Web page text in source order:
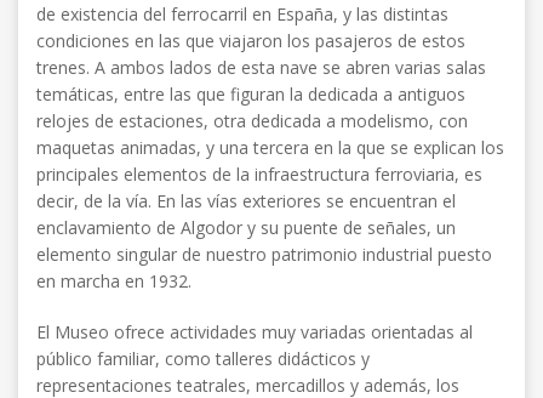
de existencia del ferrocarril en España, y las distintas
condiciones en las que viajaron los pasajeros de estos
trenes. A ambos lados de esta nave se abren varias salas
temáticas, entre las que figuran la dedicada a antiguos
relojes de estaciones, otra dedicada a modelismo, con
maquetas animadas, y una tercera en la que se explican los
principales elementos de la infraestructura ferroviaria, es
decir, de la vía. En las vías exteriores se encuentran el
enclavamiento de Algodor y su puente de señales, un
elemento singular de nuestro patrimonio industrial puesto
en marcha en 1932.
El Museo ofrece actividades muy variadas orientadas al
público familiar, como talleres didácticos y
representaciones teatrales, mercadillos y además, los